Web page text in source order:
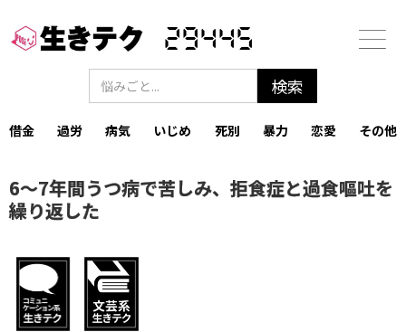
29445
借金 過労 病気 いじめ 死別 暴力 恋愛 その他
6～7年間うつ病で苦しみ、拒食症と過食嘔吐を
繰り返した